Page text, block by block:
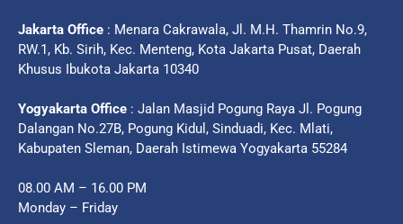
Jakarta Office : Menara Cakrawala, Jl. M.H. Thamrin No.9,
RW.1, Kb. Sirih, Kec. Menteng, Kota Jakarta Pusat, Daerah
Khusus Ibukota Jakarta 10340
Yogyakarta Office : Jalan Masjid Pogung Raya Jl. Pogung
Dalangan No.27B, Pogung Kidul, Sinduadi, Kec. Mlati,
Kabupaten Sleman, Daerah Istimewa Yogyakarta 55284
08.00 AM – 16.00 PM
Monday – Friday